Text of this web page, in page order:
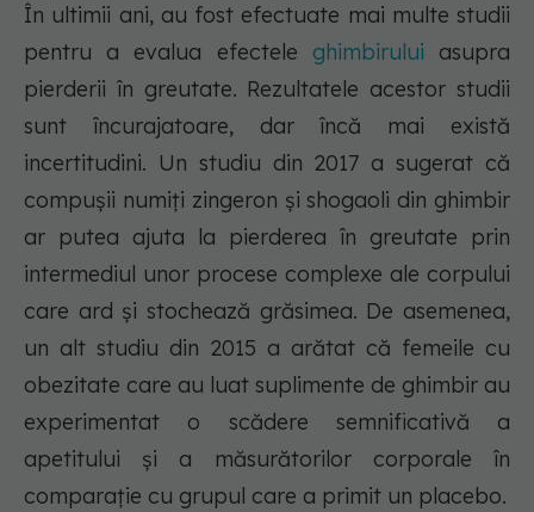
În ultimii ani, au fost efectuate mai multe studii
pentru a evalua efectele ghimbirului asupra
pierderii în greutate. Rezultatele acestor studii
sunt încurajatoare, dar încă mai există
incertitudini. Un studiu din 2017 a sugerat că
compușii numiți zingeron și shogaoli din ghimbir
ar putea ajuta la pierderea în greutate prin
intermediul unor procese complexe ale corpului
care ard și stochează grăsimea. De asemenea,
un alt studiu din 2015 a arătat că femeile cu
obezitate care au luat suplimente de ghimbir au
experimentat o scădere semnificativă a
apetitului și a măsurătorilor corporale în
comparație cu grupul care a primit un placebo.